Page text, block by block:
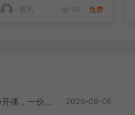
遇见 35 免费
多平台直播获客实战：单人多账号同步开播，一份时间撬动多渠道精准流量 2026-08-06